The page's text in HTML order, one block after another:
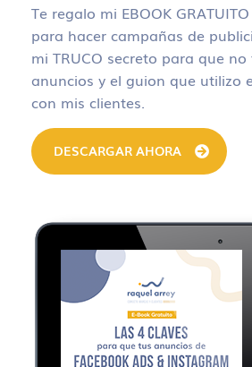
Te regalo mi EBOOK
para hacer campañas de
mi TRUCO secreto para que
anuncios y el guion que utilizo
con mis clientes.
DESCARGAR AHORA